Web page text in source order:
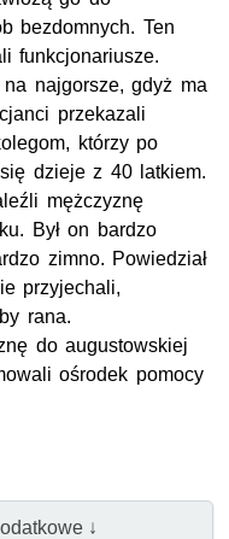
bezdomnych. Ten
funkcjonariusze.
najgorsze, gdyż ma
przekazali
którzy po
dzieje z 40 latkiem.
mężczyznę
Był on bardzo
zimno. Powiedział
przyjechali,
rana.
do augustowskiej
ośrodek pomocy
↓